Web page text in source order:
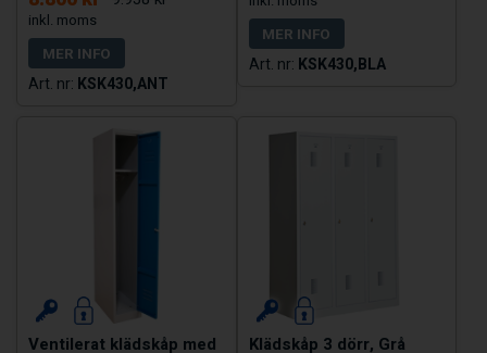
MER INFO
KSK430,ANT
MER INFO
KSK430,BLA
Ventilerat klädskåp med
Klädskåp 3 dörr, Grå